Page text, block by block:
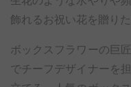
飾れるお祝い花を贈り
ボックスフラワーの巨
でチーフデザイナーを